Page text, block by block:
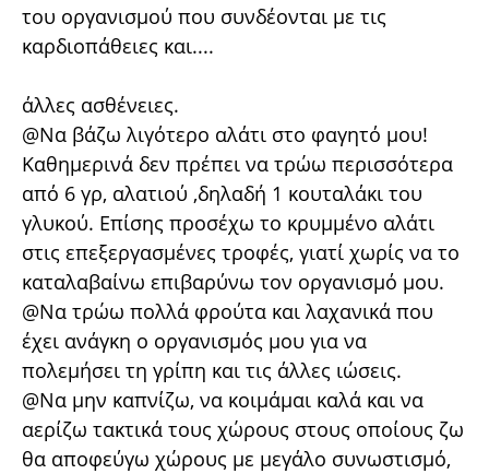
του οργανισμού που συνδέονται με τις
καρδιοπάθειες και....
άλλες ασθένειες.
@Να βάζω λιγότερο αλάτι στο φαγητό μου!
Καθημερινά δεν πρέπει να τρώω περισσότερα
από 6 γρ, αλατιού ,δηλαδή 1 κουταλάκι του
γλυκού. Επίσης προσέχω το κρυμμένο αλάτι
στις επεξεργασμένες τροφές, γιατί χωρίς να το
καταλαβαίνω επιβαρύνω τον οργανισμό μου.
@Να τρώω πολλά φρούτα και λαχανικά που
έχει ανάγκη ο οργανισμός μου για να
πολεμήσει τη γρίπη και τις άλλες ιώσεις.
@Να μην καπνίζω, να κοιμάμαι καλά και να
αερίζω τακτικά τους χώρους στους οποίους ζω
θα αποφεύγω χώρους με μεγάλο συνωστισμό,